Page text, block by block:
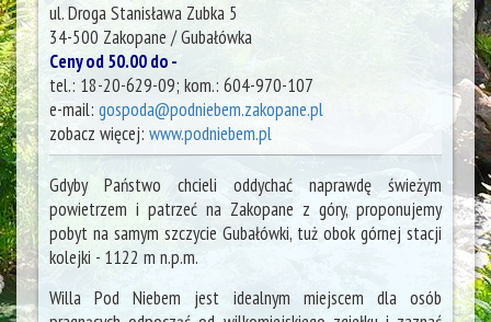
ul. Droga Stanisława Zubka 5
34-500 Zakopane / Gubałówka
Ceny od 50.00 do -
tel.: 18-20-629-09; kom.: 604-970-107
e-mail: gospoda@podniebem.zakopane.pl
zobacz więcej: www.podniebem.pl
Gdyby Państwo chcieli oddychać naprawdę świeżym
powietrzem i patrzeć na Zakopane z góry, proponujemy
pobyt na samym szczycie Gubałówki, tuż obok górnej stacji
kolejki - 1122 m n.p.m.
Willa Pod Niebem jest idealnym miejscem dla osób